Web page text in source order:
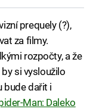
prequely (?),
za filmy.
rozpočty, a že
si vysloužilo
bude dařit i
Man: Daleko